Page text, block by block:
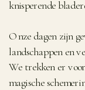
knisperende
Onze dagen zijn
landschappen en
We trekken er
magische